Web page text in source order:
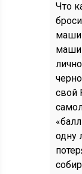
Что
свой
одну